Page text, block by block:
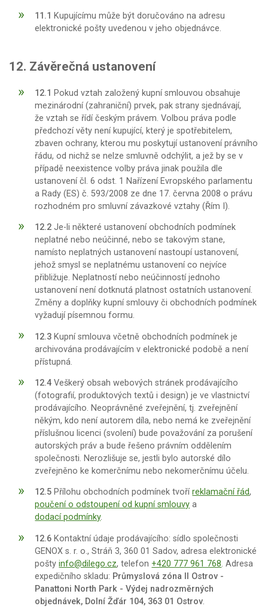
11.1 Kupujícímu může být doručováno na adresu
elektronické pošty uvedenou v jeho objednávce.
12. Závěrečná ustanovení
12.1 Pokud vztah založený kupní smlouvou obsahuje
mezinárodní (zahraniční) prvek, pak strany sjednávají,
že vztah se řídí českým právem. Volbou práva podle
předchozí věty není kupující, který je spotřebitelem,
zbaven ochrany, kterou mu poskytují ustanovení právního
řádu, od nichž se nelze smluvně odchýlit, a jež by se v
případě neexistence volby práva jinak použila dle
ustanovení čl. 6 odst. 1 Nařízení Evropského parlamentu
a Rady (ES) č. 593/2008 ze dne 17. června 2008 o právu
rozhodném pro smluvní závazkové vztahy (Řím I).
12.2 Je-li některé ustanovení obchodních podmínek
neplatné nebo neúčinné, nebo se takovým stane,
namísto neplatných ustanovení nastoupí ustanovení,
jehož smysl se neplatnému ustanovení co nejvíce
přibližuje. Neplatností nebo neúčinností jednoho
ustanovení není dotknutá platnost ostatních ustanovení.
Změny a doplňky kupní smlouvy či obchodních podmínek
vyžadují písemnou formu.
12.3 Kupní smlouva včetně obchodních podmínek je
archivována prodávajícím v elektronické podobě a není
přístupná.
12.4 Veškerý obsah webových stránek prodávajícího
(fotografií, produktových textů i design) je ve vlastnictví
prodávajícího. Neoprávněné zveřejnění, tj. zveřejnění
někým, kdo není autorem díla, nebo nemá ke zveřejnění
příslušnou licenci (svolení) bude považování za porušení
autorských práv a bude řešeno právním oddělením
společnosti. Nerozlišuje se, jestli bylo autorské dílo
zveřejněno ke komerčnímu nebo nekomerčnímu účelu.
12.5 Přílohu obchodních podmínek tvoříreklamační řád,
poučení o odstoupení od kupní smlouvy a
dodací podmínky.
12.6 Kontaktní údaje prodávajícího: sídlo společnosti
GENOX s. r. o., Stráň 3, 360 01 Sadov, adresa elektronické
poštyinfo@dilego.cz, telefon +420 777 961 768. Adresa
expedičního skladu: Průmyslová zóna II Ostrov -
Panattoni North Park - Výdej nadrozměrných
objednávek, Dolní Žďár 104, 363 01 Ostrov.